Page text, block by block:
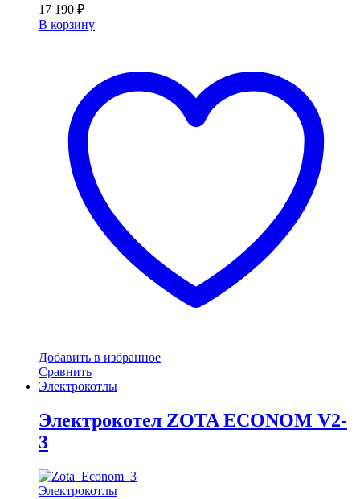
17 190 ₽
В корзину
Добавить в избранное
Сравнить
Электрокотлы
Электрокотел ZOTA ECONOM V2-
3
Электрокотлы